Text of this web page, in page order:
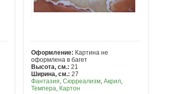
Оформление: Картина не
оформлена в багет
Высота, см.:21
Ширина, см.:27
Фантазия,Сюрреализм,Акрил,
Темпера, Картон